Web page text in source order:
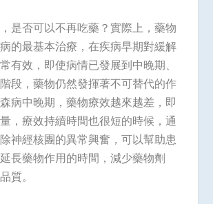
是否可以不再吃藥？實際上，藥物
的最基本治療，在疾病早期對緩解
有效，即使病情已發展到中晚期、
段，藥物仍然發揮著不可替代的作
病中晚期，藥物療效越來越差，即
，療效持續時間也很短的時候，通
神經核團的異常興奮，可以幫助患
長藥物作用的時間，減少藥物劑
質。